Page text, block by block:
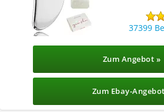
37399
Zum Angebot »
Zum Ebay-